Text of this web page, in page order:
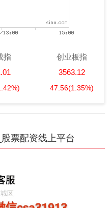
指
创业板指
3563.12
47.56(1.35%)
票配资线上平台